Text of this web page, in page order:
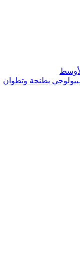
بطنجة وتطوان